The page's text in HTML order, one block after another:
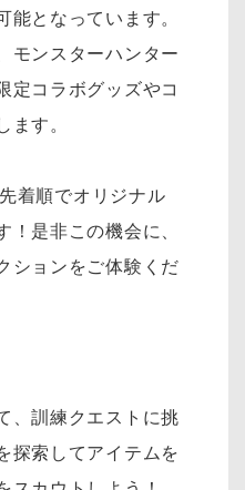
能となっています。
モンスターハンター
定コラボグッズやコ
ます。
着順でオリジナル
！是非この機会に、
ションをご体験くだ
、訓練クエストに挑
探索してアイテムを